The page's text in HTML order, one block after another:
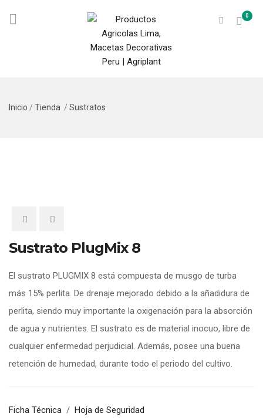
0
Inicio / Tienda / Sustratos
Sustrato PlugMix 8
0
out
5
based
0
customer
ratings
El sustrato PLUGMIX 8 está compuesta de musgo de turba
más 15% perlita. De drenaje mejorado debido a la añadidura de
perlita, siendo muy importante la oxigenación para la absorción
de agua y nutrientes. El sustrato es de material inocuo, libre de
cualquier enfermedad perjudicial. Además, posee una buena
retención de humedad, durante todo el periodo del cultivo.
Ficha Técnica / Hoja de Seguridad